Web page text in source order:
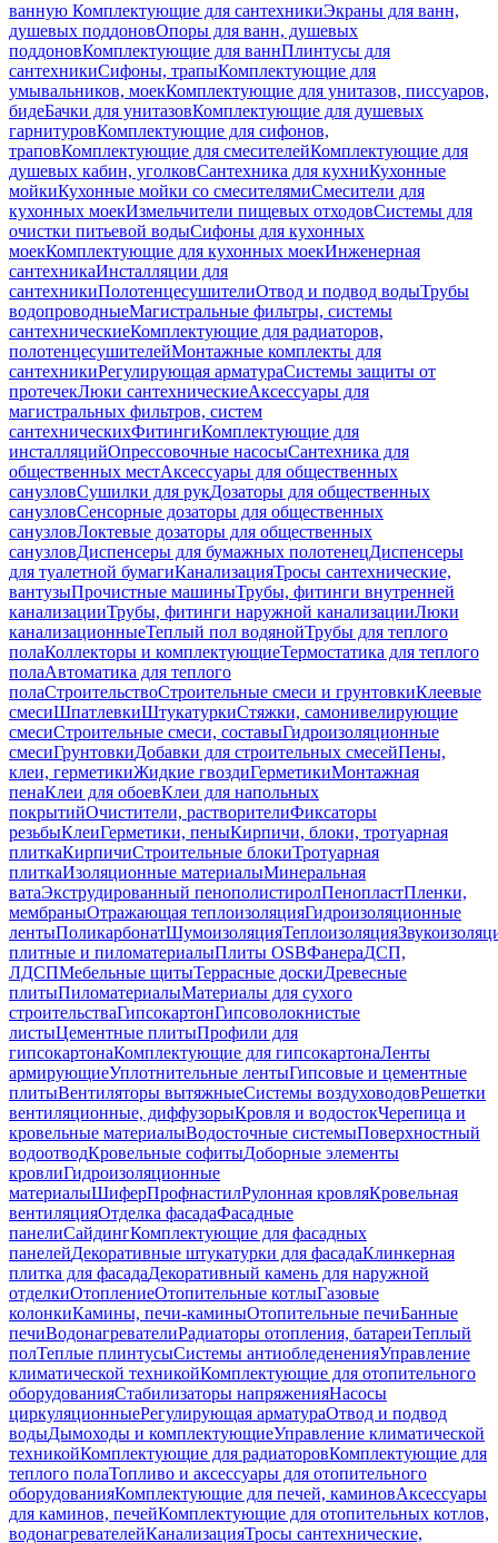
ванную Комплектующие для сантехникиЭкраны для ванн,
душевых поддоновОпоры для ванн, душевых
поддоновКомплектующие для ваннПлинтусы для
сантехникиСифоны, трапыКомплектующие для
умывальников, моекКомплектующие для унитазов, писсуаров,
бидеБачки для унитазовКомплектующие для душевых
гарнитуровКомплектующие для сифонов,
траповКомплектующие для смесителейКомплектующие для
душевых кабин, уголковСантехника для кухниКухонные
мойкиКухонные мойки со смесителямиСмесители для
кухонных моекИзмельчители пищевых отходовСистемы для
очистки питьевой водыСифоны для кухонных
моекКомплектующие для кухонных моекИнженерная
сантехникаИнсталляции для
сантехникиПолотенцесушителиОтвод и подвод водыТрубы
водопроводныеМагистральные фильтры, системы
сантехническиеКомплектующие для радиаторов,
полотенцесушителейМонтажные комплекты для
сантехникиРегулирующая арматураСистемы защиты от
протечекЛюки сантехническиеАксессуары для
магистральных фильтров, систем
сантехническихФитингиКомплектующие для
инсталляцийОпрессовочные насосыСантехника для
общественных местАксессуары для общественных
санузловСушилки для рукДозаторы для общественных
санузловСенсорные дозаторы для общественных
санузловЛоктевые дозаторы для общественных
санузловДиспенсеры для бумажных полотенецДиспенсеры
для туалетной бумагиКанализацияТросы сантехнические,
вантузыПрочистные машиныТрубы, фитинги внутренней
канализацииТрубы, фитинги наружной канализацииЛюки
канализационныеТеплый пол водянойТрубы для теплого
полаКоллекторы и комплектующиеТермостатика для теплого
полаАвтоматика для теплого
полаСтроительствоСтроительные смеси и грунтовкиКлеевые
смесиШпатлевкиШтукатуркиСтяжки, самонивелирующие
смесиСтроительные смеси, составыГидроизоляционные
смесиГрунтовкиДобавки для строительных смесейПены,
клеи, герметикиЖидкие гвоздиГерметикиМонтажная
пенаКлеи для обоевКлеи для напольных
покрытийОчистители, растворителиФиксаторы
резьбыКлеиГерметики, пеныКирпичи, блоки, тротуарная
плиткаКирпичиСтроительные блокиТротуарная
плиткаИзоляционные материалыМинеральная
ватаЭкструдированный пенополистиролПенопластПленки,
мембраныОтражающая теплоизоляцияГидроизоляционные
лентыПоликарбонатШумоизоляцияТеплоизоляция
плитные и пиломатериалыПлиты OSBФанераДСП,
ЛДСПМебельные щитыТеррасные доскиДревесные
плитыПиломатериалыМатериалы для сухого
строительстваГипсокартонГипсоволокнистые
листыЦементные плитыПрофили для
гипсокартонаКомплектующие для гипсокартонаЛенты
армирующиеУплотнительные лентыГипсовые и цементные
плитыВентиляторы вытяжныеСистемы воздуховодовРешетки
вентиляционные, диффузорыКровля и водостокЧерепица и
кровельные материалыВодосточные системыПоверхностный
водоотводКровельные софитыДоборные элементы
кровлиГидроизоляционные
материалыШиферПрофнастилРулонная кровляКровельная
вентиляцияОтделка фасадаФасадные
панелиСайдингКомплектующие для фасадных
панелейДекоративные штукатурки для фасадаКлинкерная
плитка для фасадаДекоративный камень для наружной
отделкиОтоплениеОтопительные котлыГазовые
колонкиКамины, печи-каминыОтопительные печиБанные
печиВодонагревателиРадиаторы отопления, батареиТеплый
полТеплые плинтусыСистемы антиобледененияУправление
климатической техникойКомплектующие для отопительного
оборудованияСтабилизаторы напряженияНасосы
циркуляционныеРегулирующая арматураОтвод и подвод
водыДымоходы и комплектующиеУправление климатической
техникойКомплектующие для радиаторовКомплектующие для
теплого полаТопливо и аксессуары для отопительного
оборудованияКомплектующие для печей, каминовАксессуары
для каминов, печейКомплектующие для отопительных котлов,
водонагревателейКанализацияТросы сантехнические,